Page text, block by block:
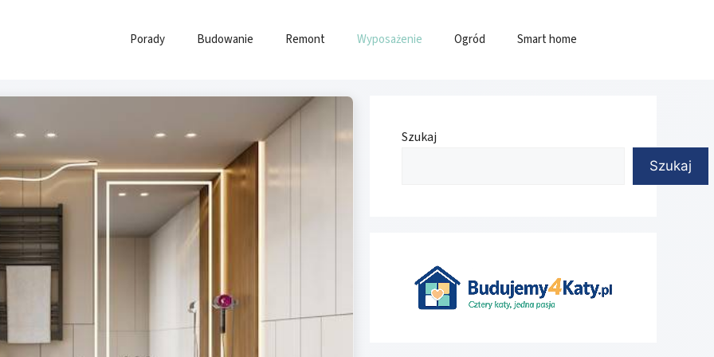
Porady Budowanie Remont Wyposażenie Ogród Smart home
Szukaj
Szukaj